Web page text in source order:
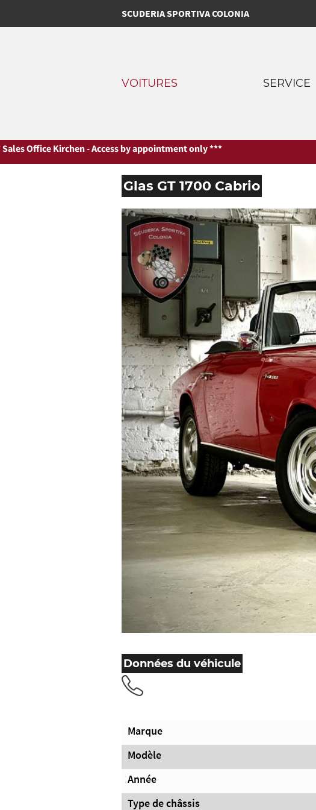
SCUDERIA SPORTIVA COLONIA
VOITURES SERVICE
- Access by appointment only ****** Sales Office Kirchen - Access by
Glas GT 1700 Cabrio
Données du véhicule
Marque
Modèle
Année
Type de châssis